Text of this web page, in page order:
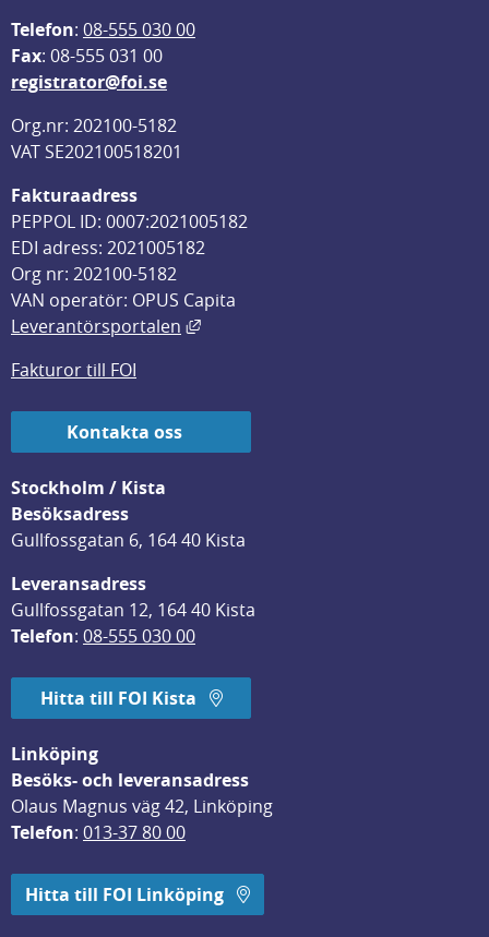
Telefon: 08-555 030 00
Fax: 08-555 031 00
registrator@foi.se
Org.nr: 202100-5182
VAT SE202100518201
Fakturaadress
PEPPOL ID: 0007:2021005182
EDI adress: 2021005182
Org nr: 202100-5182
VAN operatör: OPUS Capita
Leverantörsportalen
Länk till annan webbplats, öppnas
Fakturor till FOI
Kontakta oss
Stockholm / Kista
Besöksadress
Gullfossgatan 6, 164 40 Kista
Leveransadress
Gullfossgatan 12, 164 40 Kista
Telefon: 08-555 030 00
Hitta till FOI Kista
Linköping
Besöks- och leveransadress
Olaus Magnus väg 42, Linköping
Telefon: 013-37 80 00
Hitta till FOI Linköping